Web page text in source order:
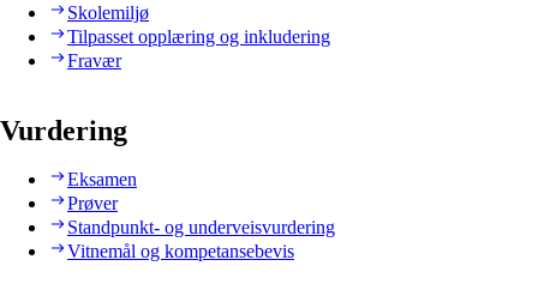
Skolemiljø
Tilpasset opplæring og inkludering
Fravær
Vurdering
Eksamen
Prøver
Standpunkt- og underveisvurdering
Vitnemål og kompetansebevis